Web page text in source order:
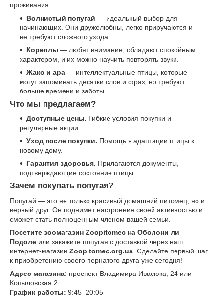
проживания.
Волнистый попугай — идеальный выбор для
начинающих. Они дружелюбны, легко приручаются и
не требуют сложного ухода.
Кореллы — любят внимание, обладают спокойным
характером, и их можно научить повторять звуки.
Жако и ара — интеллектуальные птицы, которые
могут запоминать десятки слов и фраз, но требуют
больше времени и заботы.
Что мы предлагаем?
Доступные цены. Гибкие условия покупки и
регулярные акции.
Уход после покупки. Помощь в адаптации птицы к
новому дому.
Гарантия здоровья. Прилагаются документы,
подтверждающие состояние птицы.
Зачем покупать попугая?
Попугай — это не только красивый домашний питомец, но и
верный друг. Он поднимет настроение своей активностью и
сможет стать полноценным членом вашей семьи.
Посетите зоомагазин Zoopitomec на Оболони ли
Подоле или закажите попугая с доставкой через наш
интернет-магазин Zoopitomec.org.ua . Сделайте первый шаг
к приобретению своего пернатого друга уже сегодня!
Адрес магазина: проспект Владимира Ивасюка, 24 или
Копыловская 2
График работы: 9:45–20:05